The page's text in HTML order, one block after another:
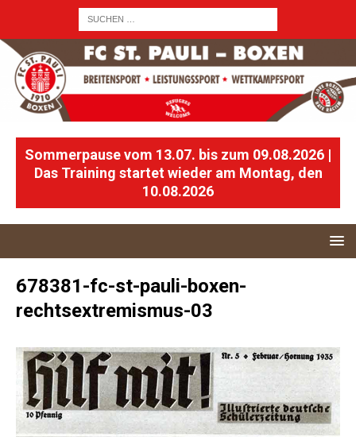
Sommerpause vom 13.07. bis zum 09.08.2026 |
Das Training startet wieder am Montag, den
10.08.2026
678381-fc-st-pauli-boxen-
rechtsextremismus-03